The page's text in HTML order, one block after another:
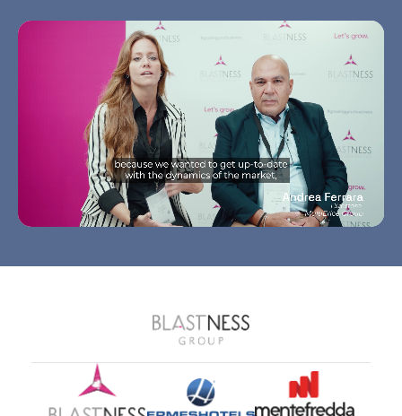
Let's grow together
TI AIUTIAMO A TROVARE LA SOLUZIONE PERFETTA PER